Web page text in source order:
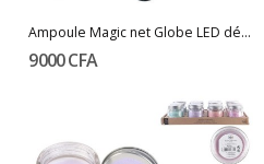
Ampoule Magic net Globe LED décor E27/4w
9 000 CFA